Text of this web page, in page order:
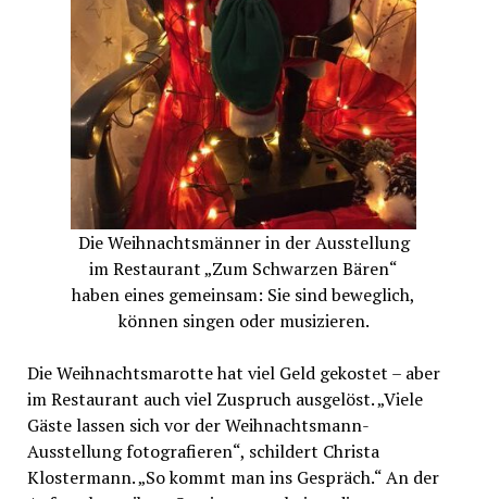
Die Weihnachtsmänner in der Ausstellung
im Restaurant „Zum Schwarzen Bären“
haben eines gemeinsam: Sie sind beweglich,
können singen oder musizieren.
Die Weihnachtsmarotte hat viel Geld gekostet – aber
im Restaurant auch viel Zuspruch ausgelöst. „Viele
Gäste lassen sich vor der Weihnachtsmann-
Ausstellung fotografieren“, schildert Christa
Klostermann. „So kommt man ins Gespräch.“ An der